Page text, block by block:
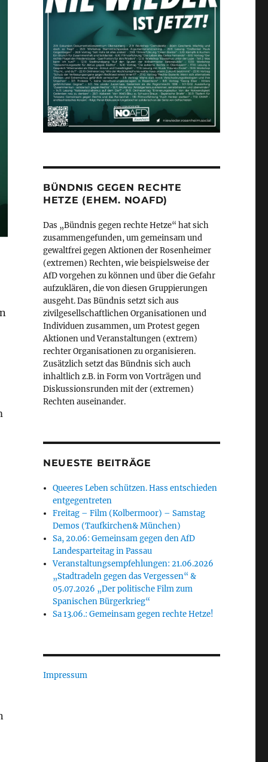
BÜNDNIS GEGEN RECHTE
HETZE (EHEM. NOAFD)
Das „Bündnis gegen rechte Hetze“ hat sich
zusammengefunden, um gemeinsam und
gewaltfrei gegen Aktionen der Rosenheimer
(extremen) Rechten, wie beispielsweise der
AfD vorgehen zu können und über die Gefahr
aufzuklären, die von diesen Gruppierungen
ausgeht. Das Bündnis setzt sich aus
zivilgesellschaftlichen Organisationen und
Individuen zusammen, um Protest gegen
Aktionen und Veranstaltungen (extrem)
rechter Organisationen zu organisieren.
Zusätzlich setzt das Bündnis sich auch
inhaltlich z.B. in Form von Vorträgen und
Diskussionsrunden mit der (extremen)
Rechten auseinander.
NEUESTE BEITRÄGE
Queeres Leben schützen. Hass entschieden
entgegentreten
Freitag – Film (Kolbermoor) – Samstag
Demos (Taufkirchen& München)
Sa, 20.06: Gemeinsam gegen den AfD
Landesparteitag in Passau
Veranstaltungsempfehlungen: 21.06.2026
„Stadtradeln gegen das Vergessen“ &
05.07.2026 „Der politische Film zum
Spanischen Bürgerkrieg“
Sa 13.06.: Gemeinsam gegen rechte Hetze!
Impressum